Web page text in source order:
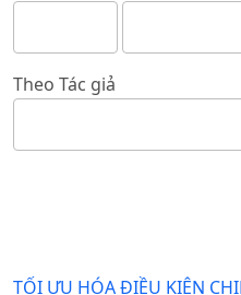
Theo Tác giả
TỐI ƯU HÓA ĐIỀU KIỆN